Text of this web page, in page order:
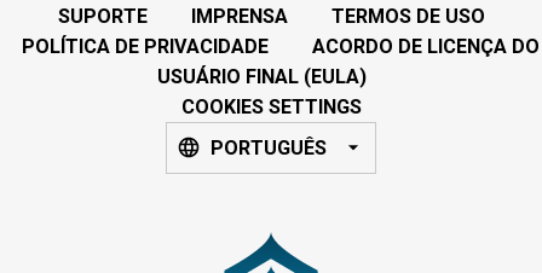
SUPORTE IMPRENSA
TERMOS DE USO
POLÍTICA DE PRIVACIDADE
ACORDO DE LICENÇA DO
USUÁRIO FINAL (EULA)
COOKIES SETTINGS
PORTUGUÊS